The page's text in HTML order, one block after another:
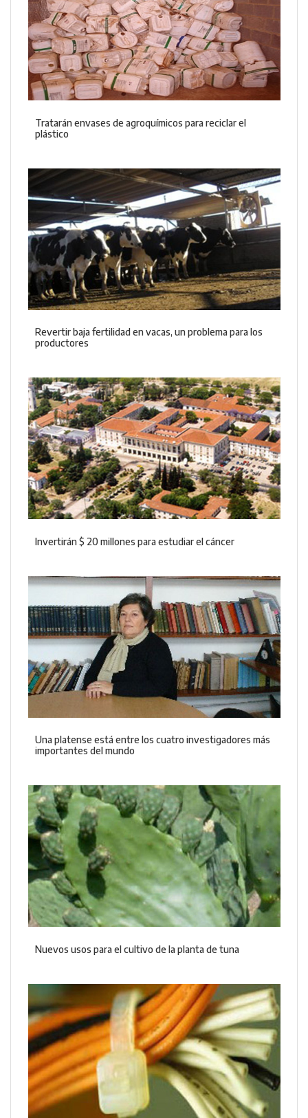
Tratarán envases de agroquímicos para reciclar el
plástico
Revertir baja fertilidad en vacas, un problema para los
productores
Invertirán $ 20 millones para estudiar el cáncer
Una platense está entre los cuatro investigadores más
importantes del mundo
Nuevos usos para el cultivo de la planta de tuna